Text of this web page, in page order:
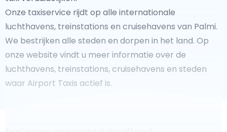
Onze taxiservice rijdt op alle internationale
luchthavens, treinstations en cruisehavens van Palmi.
We bestrijken alle steden en dorpen in het land. Op
onze website vindt u meer informatie over de
luchthavens, treinstations, cruisehavens en steden
waar Airport Taxis actief is.